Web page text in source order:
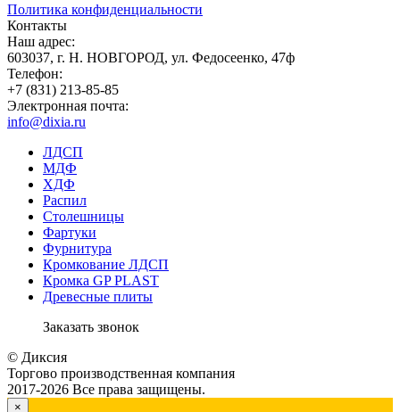
Политика конфиденциальности
Контакты
Наш адрес:
603037, г. Н. НОВГОРОД, ул. Федосеенко, 47ф
Телефон:
+7 (831) 213-85-85
Электронная почта:
info@dixia.ru
ЛДСП
МДФ
ХДФ
Распил
Столешницы
Фартуки
Фурнитура
Кромкование ЛДСП
Кромка GP PLAST
Древесные плиты
Заказать звонок
© Диксия
Торгово производственная компания
2017-2026 Все права защищены.
×